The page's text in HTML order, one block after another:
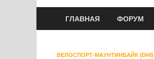
ГЛАВНАЯ ФОРУМ
ВЕЛОСПОРТ-МАУНТИНБАЙК (DHI)